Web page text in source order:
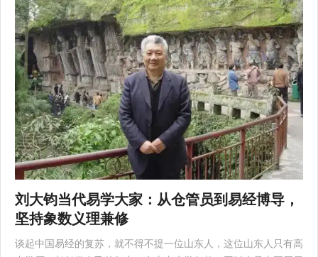
刘大钧当代易学大家：从仓管员到易经博导，
坚持象数义理兼修
谈起中国易经的复苏，就不得不提一位山东人，这位山东人只有高